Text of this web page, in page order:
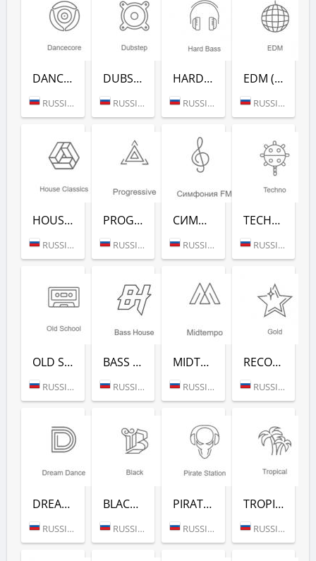
DANCECORE (РАДИО РЕКОРД)
RUSSIA (MOSCOW)
DUBSTEP (РАДИО РЕКОРД)
RUSSIA (MOSCOW)
HARD BASS (РАДИО РЕКОРД)
RUSSIA (MOSCOW)
EDM (РАДИО РЕКОРД)
RUSSIA (MOSCOW)
HOUSE CLASSICS (РАДИО РЕКОРД)
RUSSIA (MOSCOW)
PROGRESSIVE (РАДИО РЕКОРД)
RUSSIA (MOSCOW)
СИМФОНИЯ FM (РАДИО РЕКОРД)
RUSSIA (MOSCOW)
TECHNO (РАДИО РЕКОРД)
RUSSIA (MOSCOW)
OLD SCHOOL (РАДИО РЕКОРД)
RUSSIA (MOSCOW)
BASS HOUSE (РАДИО РЕКОРД)
RUSSIA (MOSCOW)
MIDTEMPO (РАДИО РЕКОРД)
RUSSIA (MOSCOW)
RECORD GOLD (РАДИО РЕКОРД)
RUSSIA (MOSCOW)
DREAM DANCE (РАДИО РЕКОРД)
RUSSIA (MOSCOW)
BLACK RAP (РАДИО РЕКОРД)
RUSSIA (MOSCOW)
PIRATE STATION (РАДИО РЕКОРД)
RUSSIA (MOSCOW)
TROPICAL (РАДИО РЕКОРД)
RUSSIA (MOSCOW)